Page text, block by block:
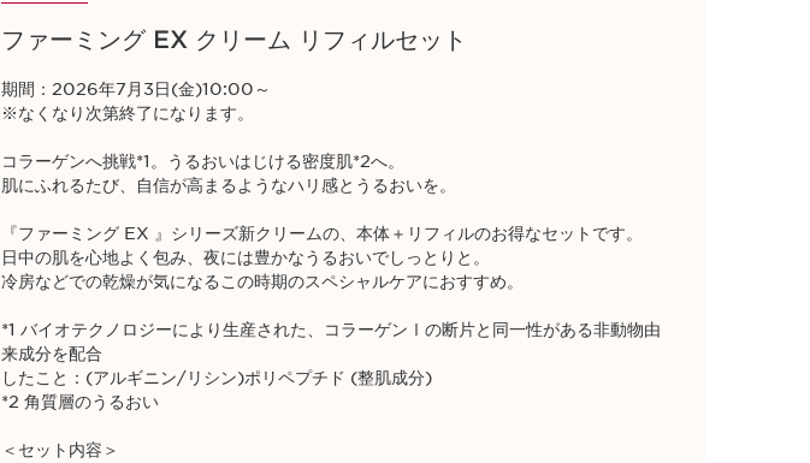
ファーミング EX クリーム リフィルセット
期間：2026年7月3日(金)10:00～
※なくなり次第終了になります。
コラーゲンへ挑戦*1。うるおいはじける密度肌*2へ。
肌にふれるたび、自信が高まるようなハリ感とうるおいを。
『ファーミング EX 』シリーズ新クリームの、本体＋リフィルのお得なセットです。
日中の肌を心地よく包み、夜には豊かなうるおいでしっとりと。
冷房などでの乾燥が気になるこの時期のスペシャルケアにおすすめ。
*1 バイオテクノロジーにより生産された、コラーゲンⅠの断片と同一性がある非動物由
来成分を配合
したこと：(アルギニン/リシン)ポリペプチド (整肌成分)
*2 角質層のうるおい
＜セット内容＞